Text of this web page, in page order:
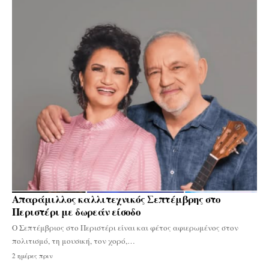
Απαράμιλλος καλλιτεχνικός Σεπτέμβρης στο
Περιστέρι με δωρεάν είσοδο
Ο Σεπτέμβριος στο Περιστέρι είναι και φέτος αφιερωμένος στον
πολιτισμό, τη μουσική, τον χορό,…
2 ημέρες πριν